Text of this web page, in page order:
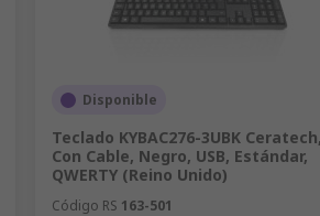
Disponible
Teclado KYBAC276-3UBK Ceratech,
Con Cable, Negro, USB, Estándar,
QWERTY (Reino Unido)
Código RS 163-501